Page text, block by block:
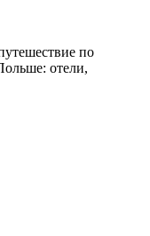
по
отели,